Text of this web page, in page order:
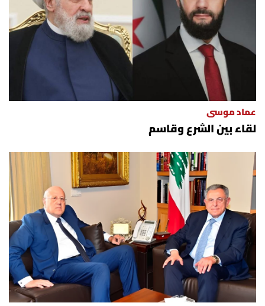
عماد موسى
لقاء بين الشرع وقاسم